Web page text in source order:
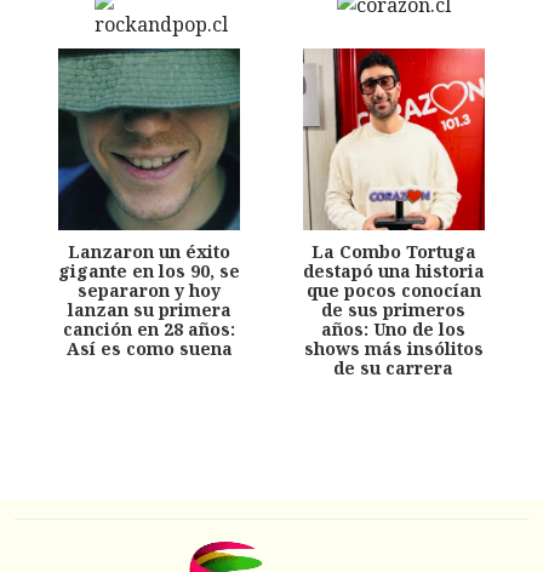
Lanzaron un éxito
gigante en los 90, se
separaron y hoy
lanzan su primera
canción en 28 años:
Así es como suena
La Combo Tortuga
destapó una historia
que pocos conocían
de sus primeros
años: Uno de los
shows más insólitos
de su carrera